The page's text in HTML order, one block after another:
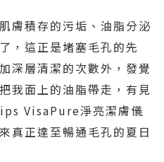
膚積存的污垢、油脂分泌
，這正是堵塞毛孔的先
深層清潔的次數外，發覺
我面上的油脂帶走，有見
VisaPure淨亮潔膚儀
真正達至暢通毛孔的夏日